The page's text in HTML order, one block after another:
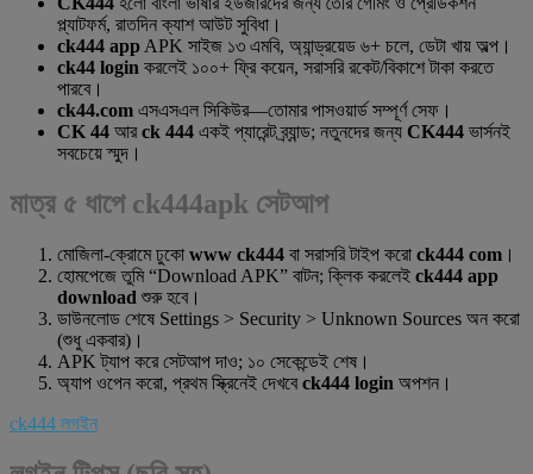
প্ল্যাটফর্ম, রাতদিন ক্যাশ আউট সুবিধা।
ck444 app APK সাইজ ১৩ এমবি, অ্যান্ড্রয়েড ৬+ চলে, ডেটা খায় অল্প।
ck44 login করলেই ১০০+ ফ্রি কয়েন, সরাসরি রকেট/বিকাশে টাকা করতে
পারবে।
ck44.com এসএসএল সিকিউর—তোমার পাসওয়ার্ড সম্পূর্ণ সেফ।
CK 44 আরck 444 একই প্যারেন্ট ব্র্যান্ড; নতুনদের জন্য CK444 ভার্সনই
সবচেয়ে স্মুদ।
মাত্র ৫ ধাপে ck444apk সেটআপ
মোজিলা-ক্রোমে ঢুকো www ck444 বা সরাসরি টাইপ করো ck444 com ।
হোমপেজে তুমি “Download APK” বাটন; ক্লিক করলেই ck444 app
download শুরু হবে।
ডাউনলোড শেষে Settings > Security > Unknown Sources অন করো
(শুধু একবার)।
APK ট্যাপ করে সেটআপ দাও; ১০ সেকেন্ডেই শেষ।
অ্যাপ ওপেন করো, প্রথম স্ক্রিনেই দেখবেck444 login অপশন।
ck444 লগইন